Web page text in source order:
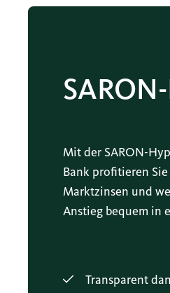
Mit der SARON-
Bank profitieren
Marktzinsen und
Anstieg bequem in
Transparent